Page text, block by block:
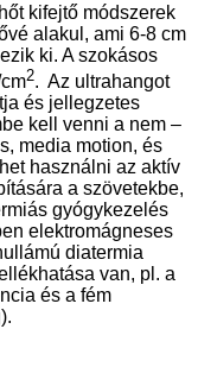
kifejtő módszerek
alakul, ami 6-8 cm
ki. A szokásos
2. Az ultrahangot
és jellegzetes
kell venni a nem –
media motion, és
használni az aktív
a szövetekbe,
gyógykezelés
elektromágneses
diatermia
van, pl. a
és a fém